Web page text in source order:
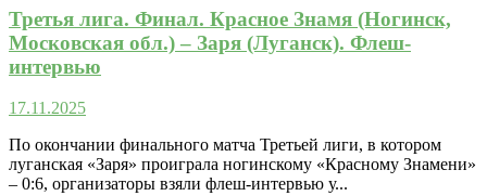
Третья лига. Финал. Красное Знамя (Ногинск,
Московская обл.) – Заря (Луганск). Флеш-
интервью
17.11.2025
По окончании финального матча Третьей лиги, в котором
луганская «Заря» проиграла ногинскому «Красному Знамени»
– 0:6, организаторы взяли флеш-интервью у...